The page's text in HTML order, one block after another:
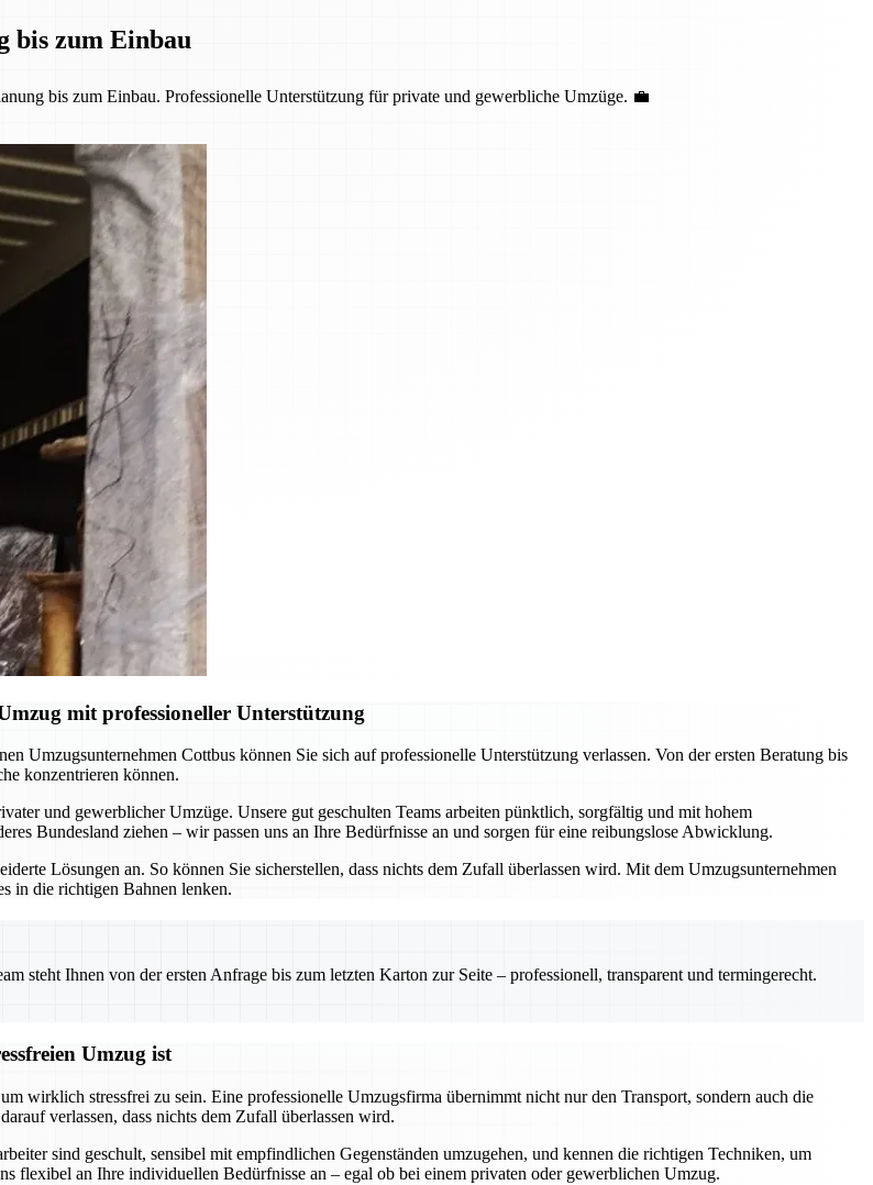
bis zum Einbau
bis zum Einbau. Professionelle Unterstützung für private und gewerbliche Umzüge. 💼
mit professioneller Unterstützung
Umzugsunternehmen Cottbus können Sie sich auf professionelle Unterstützung verlassen. Von der ersten Beratung bis
konzentrieren können.
und gewerblicher Umzüge. Unsere gut geschulten Teams arbeiten pünktlich, sorgfältig und mit hohem
Bundesland ziehen – wir passen uns an Ihre Bedürfnisse an und sorgen für eine reibungslose Abwicklung.
Lösungen an. So können Sie sicherstellen, dass nichts dem Zufall überlassen wird. Mit dem Umzugsunternehmen
in die richtigen Bahnen lenken.
steht Ihnen von der ersten Anfrage bis zum letzten Karton zur Seite – professionell, transparent und termingerecht.
Umzug ist
wirklich stressfrei zu sein. Eine professionelle Umzugsfirma übernimmt nicht nur den Transport, sondern auch die
verlassen, dass nichts dem Zufall überlassen wird.
sind geschult, sensibel mit empfindlichen Gegenständen umzugehen, und kennen die richtigen Techniken, um
flexibel an Ihre individuellen Bedürfnisse an – egal ob bei einem privaten oder gewerblichen Umzug.